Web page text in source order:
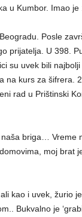
u Kumbor. Imao je
Posle
prijatelja. U 398.
su uvek bili
na kurs za šifrera.
rad u Prištinski
briga… Vreme
moj brat
kao i uvek, žurio
Bukvalno je